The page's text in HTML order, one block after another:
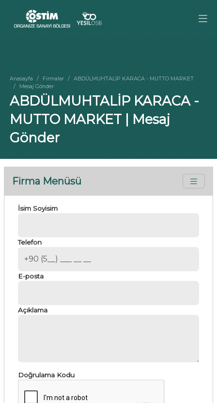
Anasayfa Firmalar
ABDÜLMUHTALİP KARACA - MUTTO MARKET
Mesaj Gönder
ABDÜLMUHTALİP KARACA -
MUTTO MARKET | Mesaj
Gönder
Firma Menüsü
İsim Soyisim
Telefon
E-posta
Açıklama
Doğrulama Kodu